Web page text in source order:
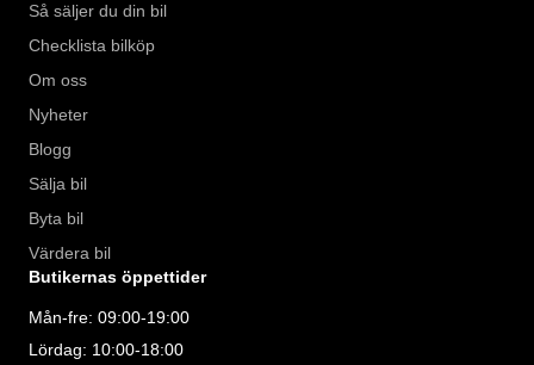
Så säljer du din bil
Checklista bilköp
Om oss
Nyheter
Blogg
Sälja bil
Byta bil
Värdera bil
Butikernas öppettider
Mån-fre: 09:00-19:00
Lördag: 10:00-18:00